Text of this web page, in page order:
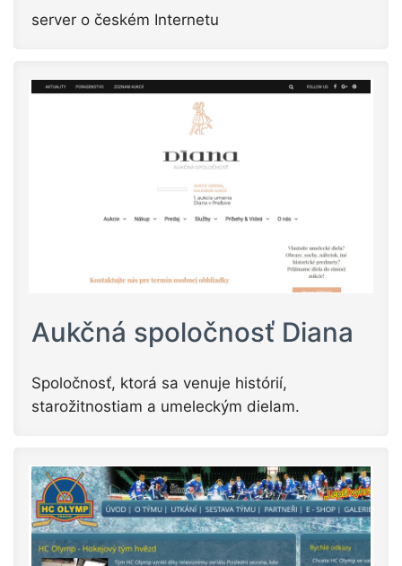
server o českém Internetu
Aukčná spoločnosť Diana
Spoločnosť, ktorá sa venuje histórií,
starožitnostiam a umeleckým dielam.